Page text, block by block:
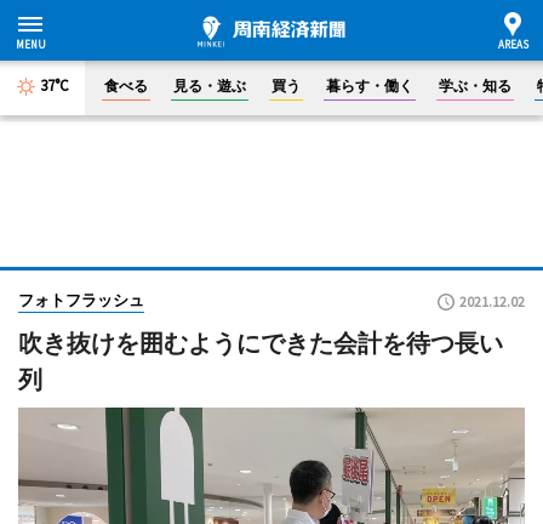
37°C 食べる 見る・遊ぶ 買う 暮らす・働く 学ぶ・知る
フォトフラッシュ 2021.12.02
吹き抜けを囲むようにできた会計を待つ長い
列